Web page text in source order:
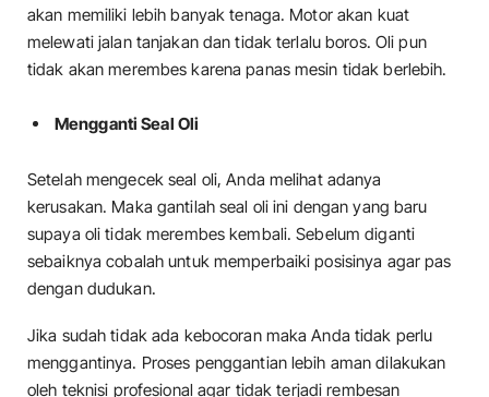
akan memiliki lebih banyak tenaga. Motor akan kuat
melewati jalan tanjakan dan tidak terlalu boros. Oli pun
tidak akan merembes karena panas mesin tidak berlebih.
Mengganti Seal Oli
Setelah mengecek seal oli, Anda melihat adanya
kerusakan. Maka gantilah seal oli ini dengan yang baru
supaya oli tidak merembes kembali. Sebelum diganti
sebaiknya cobalah untuk memperbaiki posisinya agar pas
dengan dudukan.
Jika sudah tidak ada kebocoran maka Anda tidak perlu
menggantinya. Proses penggantian lebih aman dilakukan
oleh teknisi profesional agar tidak terjadi rembesan